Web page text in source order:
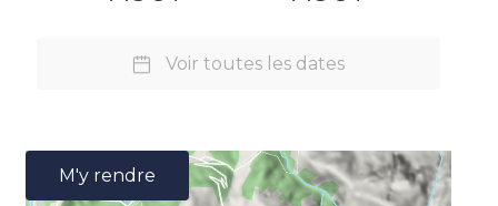
Voir toutes les dates
M'y rendre